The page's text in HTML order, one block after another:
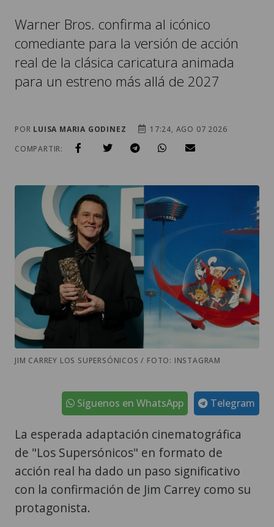
Warner Bros. confirma al icónico
comediante para la versión de acción
real de la clásica caricatura animada
para un estreno más allá de 2027
POR LUISA MARIA GODINEZ
17:24, AGO 07 2026
COMPARTIR:
JIM CARREY LOS SUPERSÓNICOS / FOTO: INSTAGRAM
Telegram
Síguenos en WhatsApp
La esperada adaptación cinematográfica
de "Los Supersónicos" en formato de
acción real ha dado un paso significativo
con la confirmación de Jim Carrey como su
protagonista.